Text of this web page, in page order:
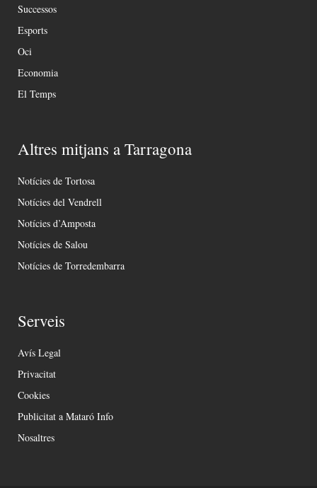
Successos
Esports
Oci
Economia
El Temps
Altres mitjans a Tarragona
Notícies de Tortosa
Notícies del Vendrell
Notícies d’Amposta
Notícies de Salou
Notícies de Torredembarra
Serveis
Avís Legal
Privacitat
Cookies
Publicitat a Mataró Info
Nosaltres